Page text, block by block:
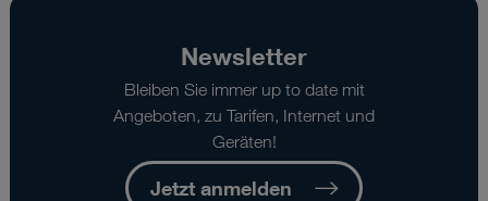
Newsletter
Bleiben Sie immer up to date mit
Angeboten, zu Tarifen, Internet und
Geräten!
Jetzt anmelden